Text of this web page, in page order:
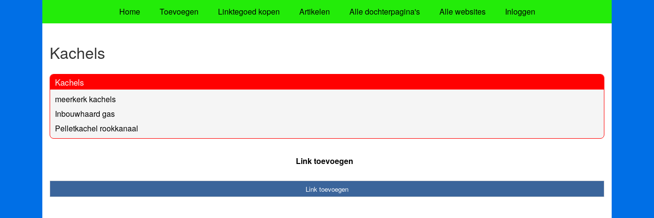
Home Toevoegen Linktegoed kopen Artikelen Alle dochterpagina's Alle websites Inloggen
Kachels
Kachels
meerkerk kachels
Inbouwhaard gas
Pelletkachel rookkanaal
Link toevoegen
Link toevoegen